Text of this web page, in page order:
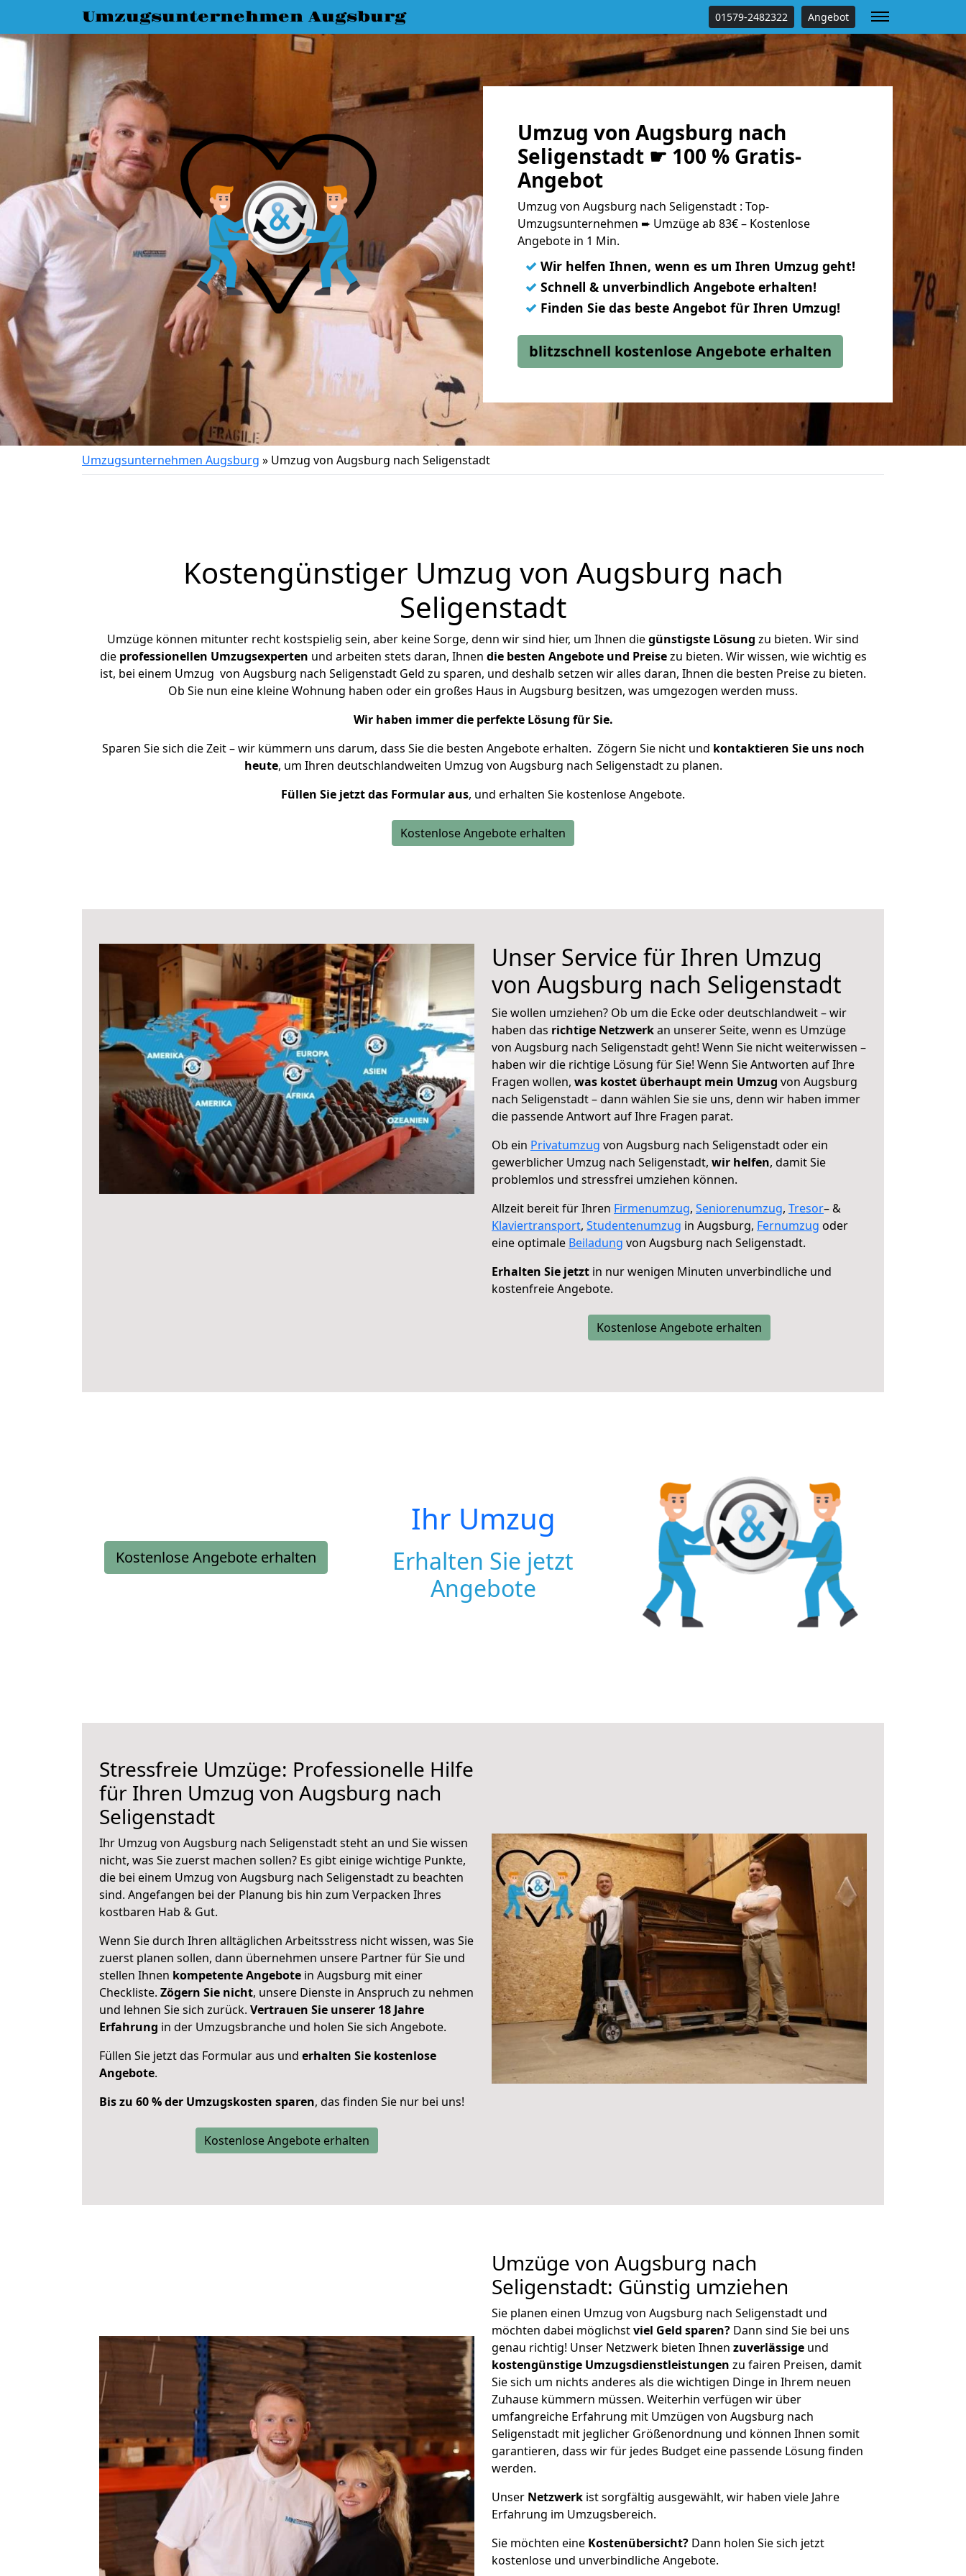
Umzugsunternehmen Augsburg 01579-2482322 Angebot
Umzug von Augsburg nach
Seligenstadt ☛ 100 % Gratis-
Angebot
Umzug von Augsburg nach Seligenstadt : Top-
Umzugsunternehmen ➨ Umzüge ab 83€ – Kostenlose
Angebote in 1 Min.
✓ Wir helfen Ihnen, wenn es um Ihren Umzug geht!
✓ Schnell & unverbindlich Angebote erhalten!
✓ Finden Sie das beste Angebot für Ihren Umzug!
blitzschnell kostenlose Angebote erhalten
Umzugsunternehmen Augsburg » Umzug von Augsburg nach Seligenstadt
Kostengünstiger Umzug von Augsburg nach
Seligenstadt
Umzüge können mitunter recht kostspielig sein, aber keine Sorge, denn wir sind hier, um Ihnen diegünstigste Lösung zu bieten. Wir sind
die professionellen Umzugsexperten und arbeiten stets daran, Ihnen die besten Angebote und Preisezu bieten. Wir wissen, wie wichtig es
ist, bei einem Umzug von Augsburg nach Seligenstadt Geld zu sparen, und deshalb setzen wir alles daran, Ihnen die besten Preise zu bieten.
Ob Sie nun eine kleine Wohnung haben oder ein großes Haus in Augsburg besitzen, was umgezogen werden muss.
Wir haben immer die perfekte Lösung für Sie.
Sparen Sie sich die Zeit – wir kümmern uns darum, dass Sie die besten Angebote erhalten. Zögern Sie nicht und kontaktieren Sie uns noch
heute, um Ihren deutschlandweiten Umzug von Augsburg nach Seligenstadt zu planen.
Füllen Sie jetzt das Formular aus, und erhalten Sie kostenlose Angebote.
Kostenlose Angebote erhalten
Unser Service für Ihren Umzug
von Augsburg nach Seligenstadt
Sie wollen umziehen? Ob um die Ecke oder deutschlandweit – wir
haben das richtige Netzwerkan unserer Seite, wenn es Umzüge
von Augsburg nach Seligenstadt geht! Wenn Sie nicht weiterwissen –
haben wir die richtige Lösung für Sie! Wenn Sie Antworten auf Ihre
Fragen wollen, was kostet überhaupt mein Umzug von Augsburg
nach Seligenstadt – dann wählen Sie sie uns, denn wir haben immer
die passende Antwort auf Ihre Fragen parat.
Ob ein Privatumzug von Augsburg nach Seligenstadt oder ein
gewerblicher Umzug nach Seligenstadt, wir helfen, damit Sie
problemlos und stressfrei umziehen können.
Allzeit bereit für Ihren Firmenumzug, Seniorenumzug, Tresor– &
Klaviertransport, Studentenumzug in Augsburg, Fernumzug oder
eine optimale Beiladung von Augsburg nach Seligenstadt.
Erhalten Sie jetzt in nur wenigen Minuten unverbindliche und
kostenfreie Angebote.
Kostenlose Angebote erhalten
Kostenlose Angebote erhalten
Ihr Umzug
Erhalten Sie jetzt
Angebote
Stressfreie Umzüge: Professionelle Hilfe
für Ihren Umzug von Augsburg nach
Seligenstadt
Ihr Umzug von Augsburg nach Seligenstadt steht an und Sie wissen
nicht, was Sie zuerst machen sollen? Es gibt einige wichtige Punkte,
die bei einem Umzug von Augsburg nach Seligenstadt zu beachten
sind. Angefangen bei der Planung bis hin zum Verpacken Ihres
kostbaren Hab & Gut.
Wenn Sie durch Ihren alltäglichen Arbeitsstress nicht wissen, was Sie
zuerst planen sollen, dann übernehmen unsere Partner für Sie und
stellen Ihnen kompetente Angebote in Augsburg mit einer
Checkliste. Zögern Sie nicht, unsere Dienste in Anspruch zu nehmen
und lehnen Sie sich zurück. Vertrauen Sie unserer 18 Jahre
Erfahrung in der Umzugsbranche und holen Sie sich Angebote.
Füllen Sie jetzt das Formular aus und erhalten Sie kostenlose
Angebote.
Bis zu 60 % der Umzugskosten sparen, das finden Sie nur bei uns!
Kostenlose Angebote erhalten
Umzüge von Augsburg nach
Seligenstadt: Günstig umziehen
Sie planen einen Umzug von Augsburg nach Seligenstadt und
möchten dabei möglichstviel Geld sparen? Dann sind Sie bei uns
genau richtig! Unser Netzwerk bieten Ihnen zuverlässige und
kostengünstige Umzugsdienstleistungen zu fairen Preisen, damit
Sie sich um nichts anderes als die wichtigen Dinge in Ihrem neuen
Zuhause kümmern müssen. Weiterhin verfügen wir über
umfangreiche Erfahrung mit Umzügen von Augsburg nach
Seligenstadt mit jeglicher Größenordnung und können Ihnen somit
garantieren, dass wir für jedes Budget eine passende Lösung finden
werden.
Unser Netzwerk ist sorgfältig ausgewählt, wir haben viele Jahre
Erfahrung im Umzugsbereich.
Sie möchten eine Kostenübersicht? Dann holen Sie sich jetzt
kostenlose und unverbindliche Angebote.